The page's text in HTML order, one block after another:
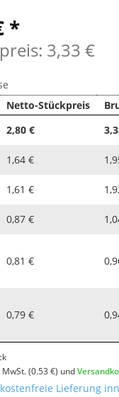
*
3,33 €
Netto-Stückpreis
2,80 €
1,64 €
1,61 €
0,87 €
0,81 €
0,79 €
MwSt.(0.53 €) und
Lieferung